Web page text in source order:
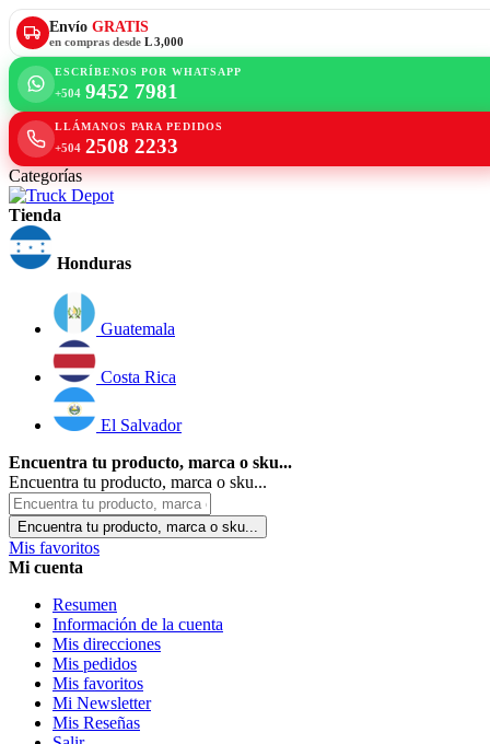
Envío GRATIS
en compras desde L 3,000
ESCRÍBENOS POR WHATSAPP
+504 9452 7981
LLÁMANOS PARA PEDIDOS
+504 2508 2233
Categorías
Tienda
Honduras
Guatemala
Costa Rica
El Salvador
Encuentra tu producto, marca o sku...
Encuentra tu producto, marca o sku...
Encuentra tu producto, marca o sku...
Mis favoritos
Mi cuenta
Resumen
Información de la cuenta
Mis direcciones
Mis pedidos
Mis favoritos
Mi Newsletter
Mis Reseñas